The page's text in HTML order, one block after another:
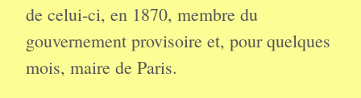
de celui-ci, en 1870, membre du
gouvernement provisoire et, pour quelques
mois, maire de Paris.